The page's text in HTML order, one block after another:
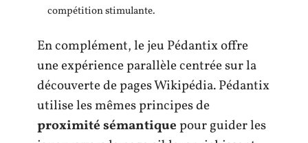
compétition stimulante.
En complément, le jeu Pédantix offre
une expérience parallèle centrée sur la
découverte de pages Wikipédia. Pédantix
utilise les mêmes principes de
proximité sémantiquepour guider les